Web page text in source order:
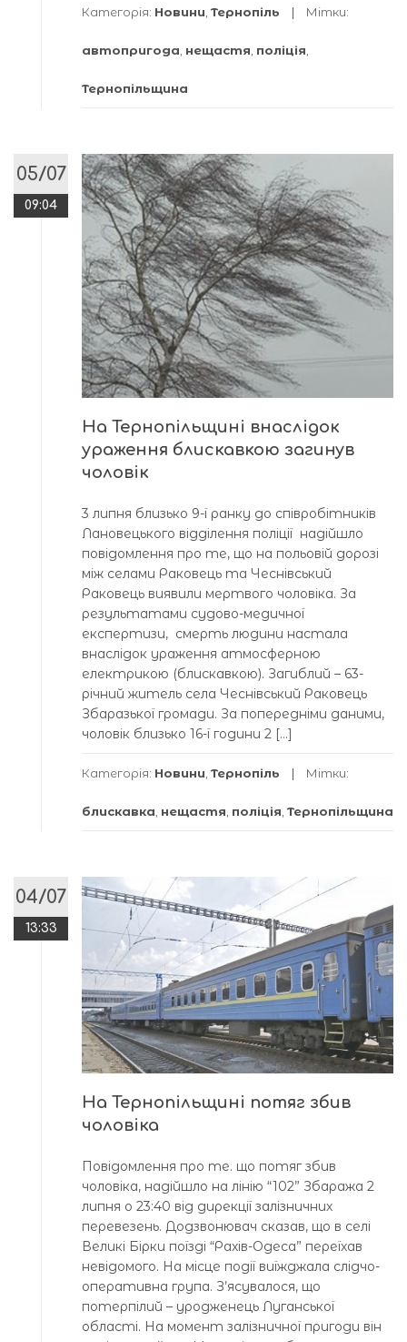
Категорія: Новини Тернопіль Мітки:
автопригода нещастя поліція
Тернопільщина
05/07
09:04
На Тернопільщині внаслідок
ураження блискавкою загинув
чоловік
3 липня близько 9-ї ранку до співробітників
Лановецького відділення поліції надійшло
повідомлення про те, що на польовій дорозі
між селами Раковець та Чеснівський
Раковець виявили мертвого чоловіка. За
результатами судово-медичної
експертизи, смерть людини настала
внаслідок ураження атмосферною
електрикою (блискавкою). Загиблий – 63-
річний житель села Чеснівський Раковець
Збаразької громади. За попередніми даними,
чоловік близько 16-ї години 2 […]
Категорія: Новини Тернопіль Мітки:
блискавка нещастя поліція Тернопільщина
04/07
13:33
На Тернопільщині потяг збив
чоловіка
Повідомлення про те. що потяг збив
чоловіка, надійшло на лінію “102” Збаража 2
липня о 23:40 від дирекції залізничних
перевезень. Додзвонювач сказав, що в селі
Великі Бірки поїзді “Рахів-Одеса” переїхав
невідомого. На місце події виїжджала слідчо-
оперативна група. З’ясувалося, що
потерпілий – уродженець Луганської
області. На момент залізничної пригоди він